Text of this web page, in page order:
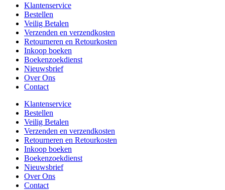
Klantenservice
Bestellen
Veilig Betalen
Verzenden en verzendkosten
Retourneren en Retourkosten
Inkoop boeken
Boekenzoekdienst
Nieuwsbrief
Over Ons
Contact
Klantenservice
Bestellen
Veilig Betalen
Verzenden en verzendkosten
Retourneren en Retourkosten
Inkoop boeken
Boekenzoekdienst
Nieuwsbrief
Over Ons
Contact